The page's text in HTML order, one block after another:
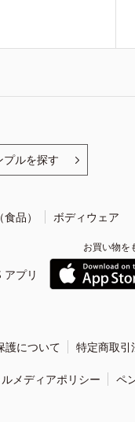
プルを探す
品） ボディウェア
アプリ
お買い物を
護について 特定商取引
メディアポリシー ペ